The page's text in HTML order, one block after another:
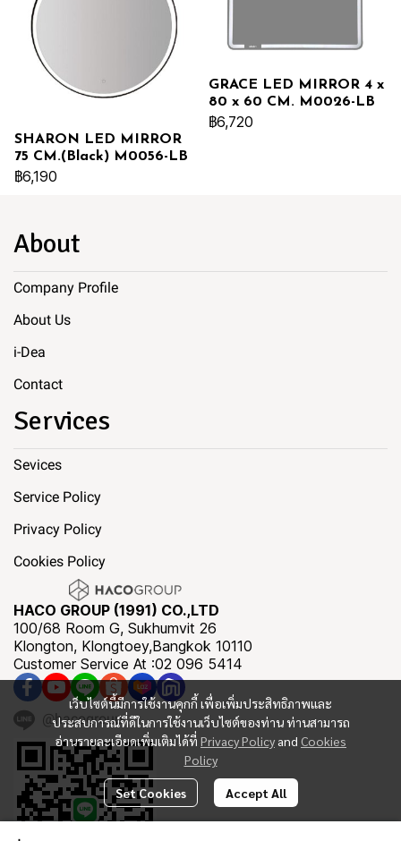
SHARON LED MIRROR
75 CM.(Black) M0056-LB
฿6,190
GRACE LED MIRROR 4 x
80 x 60 CM. M0026-LB
฿6,720
เว็บไซต์นี้มีการใช้งานคุกกี้ เพื่อเพิ่มประสิทธิภาพและ
ประสบการณ์ที่ดีในการใช้งานเว็บไซต์ของท่าน ท่านสามารถ
อ่านรายละเอียดเพิ่มเติมได้ที่ Privacy Policy and Cookies
Policy
Set Cookies Accept All
About
Company Profile
About Us
i-Dea
Contact
Services
Sevices
Service Policy
Privacy Policy
Cookies Policy
HACO GROUP (1991) CO.,LTD
100/68 Room G, Sukhumvit 26
Klongton, Klongtoey,Bangkok 10110
Customer Service At :02 096 5414
@hacogroup